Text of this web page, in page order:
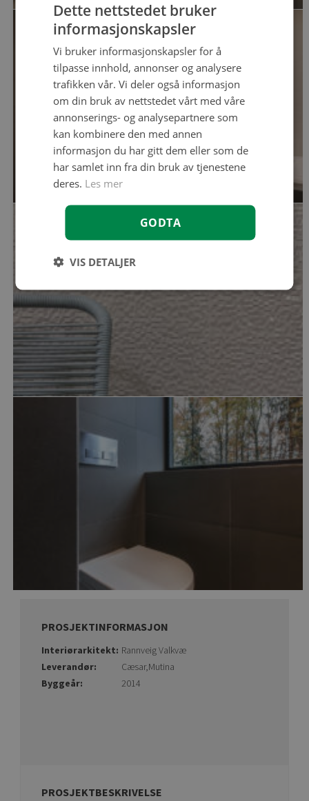
PROSJEKTINFORMASJON
Interiørarkitekt: Rannveig Valkvæ
Leverandør:
Cæsar,Mutina
Byggeår:
2014
PROSJEKTBESKRIVELSE
Dette nettstedet bruker
informasjonskapsler
Vi bruker informasjonskapsler for å
tilpasse innhold, annonser og analysere
trafikken vår. Vi deler også informasjon
om din bruk av nettstedet vårt med våre
annonserings- og analysepartnere som
kan kombinere den med annen
informasjon du har gitt dem eller som de
har samlet inn fra din bruk av tjenestene
deres. Les mer
GODTA
VIS DETALJER